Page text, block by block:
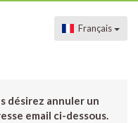
Français
désirez annuler un
email ci-dessous.